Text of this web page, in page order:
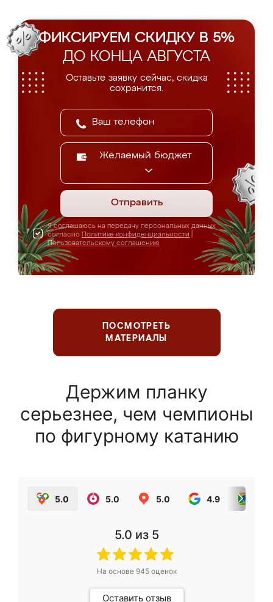
ФИКСИРУЕМ СКИДКУ В 5%
ДО КОНЦА АВГУСТА
Оставьте заявку сейчас, скидка
сохранится.
Желаемый бюджет
Отправить
Я соглашаюсь на передачу персональных данных
согласно Политике конфиденциальности
Пользовательскому соглашению
ПОСМОТРЕТЬ
МАТЕРИАЛЫ
Держим планку
серьезнее, чем чемпионы
по фигурному катанию
5.0 5.0 5.0 4.9
5.0 из 5
На основе 945оценок
Оставить отзыв